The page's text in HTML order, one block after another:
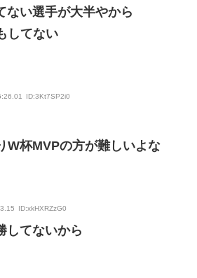
ない選手が大半やから
してない
ID:3Kt7SP2i0
W杯MVPの方が難しいよな
ID:xkHXRZzG0
してないから